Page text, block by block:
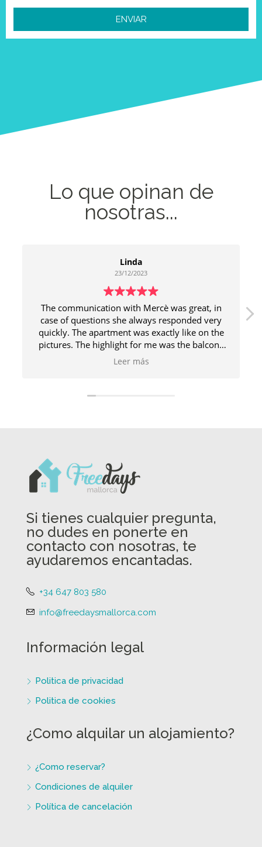
ENVIAR
Lo que opinan de
nosotras...
Linda
23/12/2023
The communication with Mercè was great, in
case of questions she always responded very
quickly. The apartment was exactly like on the
pictures. The highlight for me was the balcony
with the beautiful view. It‘s the perfect spot to
around 10-15 minutes. I also liked the walks
Leer más
Si tienes cualquier pregunta,
no dudes en ponerte en
contacto con nosotras, te
ayudaremos encantadas.
+34 647 803 580
info@freedaysmallorca.com
Información legal
Politica de privacidad
Politica de cookies
¿Como alquilar un alojamiento?
¿Como reservar?
Condiciones de alquiler
Política de cancelación